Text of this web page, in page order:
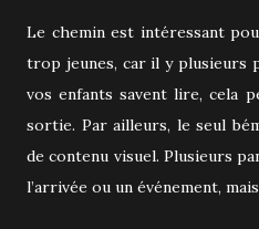
Le chemin est intéressant
trop jeunes, car il y plusieurs
vos enfants savent lire, cela
sortie. Par ailleurs, le seul
de contenu visuel. Plusieurs
l’arrivée ou un événement,